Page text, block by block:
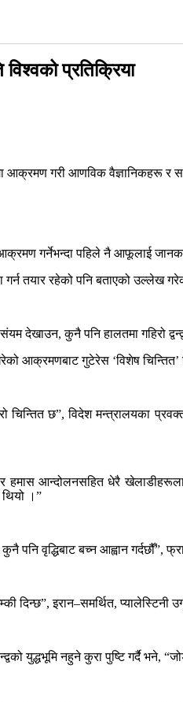
प्रतिक्रिया
गरी आणविक वैज्ञानिकहरू र
गर्नेभन्दा पहिले नै आफूलाई
तयार रहेको पनि बताएको उल्लेख
देखाउन, कुनै पनि हालतमा गहिरो
आक्रमणबाट गुटेरेस ‘विशेष चिन्तित’
चिन्तित छ”, विदेश मन्त्रालयका
हमास आन्दोलनसहित धेरै
।”
पनि वृद्धिबाट बच्न आह्वान गर्दछौँ”,
दिन्छ”, इरान–समर्थित,
युद्धभूमि नहुने कुरा पुष्टि गर्दै